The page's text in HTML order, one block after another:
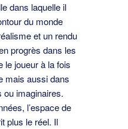
dans laquelle il
du monde
et un rendu
progrès dans les
le joueur à la fois
mais aussi dans
ou imaginaires.
l’espace de
plus le réel. Il